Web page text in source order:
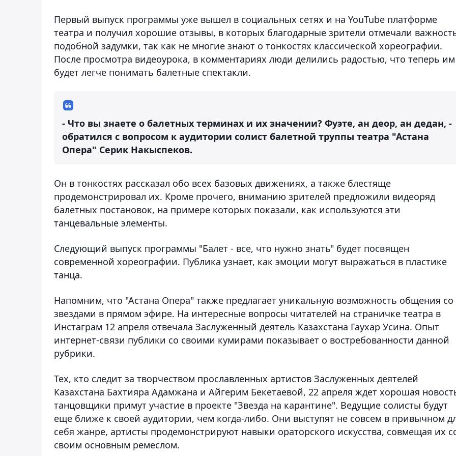
Первый выпуск программы уже вышел в социальных сетях и на YouTube платформе
театра и получил хорошие отзывы, в которых благодарные зрители отмечали
подобной задумки, так как не многие знают о тонкостях классической хореографии.
После просмотра видеоурока, в комментариях люди делились радостью, что теперь им
будет легче понимать балетные спектакли.
- Что вы знаете о балетных терминах и их значении? Фуэте, ан деор, ан дедан, -
обратился с вопросом к аудитории солист балетной труппы театра "Астана
Опера" Серик Накыспеков.
Он в тонкостях рассказал обо всех базовых движениях, а также блестяще
продемонстрировал их. Кроме прочего, вниманию зрителей предложили видеоряд
балетных постановок, на примере которых показали, как используются эти
танцевальные элементы.
Следующий выпуск программы "Балет - все, что нужно знать" будет посвящен
современной хореографии. Публика узнает, как эмоции могут выражаться в пластике
танца.
Напомним, что "Астана Опера" также предлагает уникальную возможность общения со
звездами в прямом эфире. На интересные вопросы читателей на страничке театра в
Инстаграм 12 апреля отвечала Заслуженный деятель Казахстана Гаухар Усина. Опыт
интернет-связи публики со своими кумирами показывает о востребованности данной
рубрики.
Тех, кто следит за творчеством прославленных артистов Заслуженных деятелей
Казахстана Бахтияра Адамжана и Айгерим Бекетаевой, 22 апреля ждет хорошая
танцовщики примут участие в проекте "Звезда на карантине". Ведущие солисты будут
еще ближе к своей аудитории, чем когда-либо. Они выступят не совсем в привычном
себя жанре, артисты продемонстрируют навыки ораторского искусства, совмещая их
своим основным ремеслом.